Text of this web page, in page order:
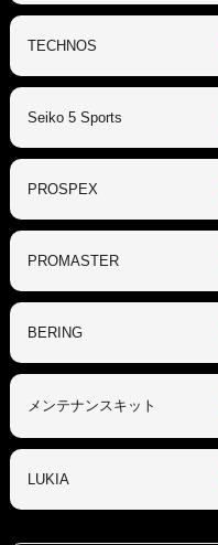
TECHNOS
Seiko 5 Sports
PROSPEX
PROMASTER
BERING
メンテナンスキット
LUKIA